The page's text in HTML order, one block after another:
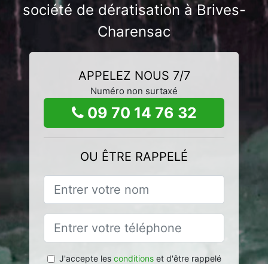
société de dératisation à Brives-
Charensac
APPELEZ NOUS 7/7
Numéro non surtaxé
09 70 14 76 32
OU ÊTRE RAPPELÉ
J'accepte les conditionset d'être rappelé